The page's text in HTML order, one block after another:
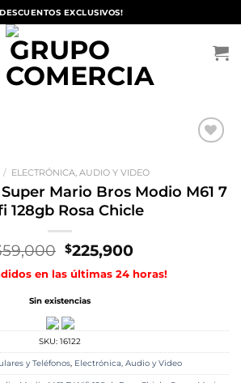
EXCLUSIVOS!
deseos
/ ELECTRÓNICA, AUDIO Y VIDEO
Mario Bros Modio M61 7
128gb Rosa Chicle
El
precio
original
era:
$225,900El
precio
actual
en las últimas 24 horas!
Sin existencias
SKU: 16122
y Teléfonos, Electrónica, Audio y Video